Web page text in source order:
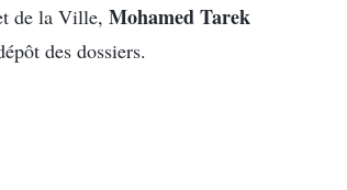
de la Ville, Mohamed Tarek
des dossiers.